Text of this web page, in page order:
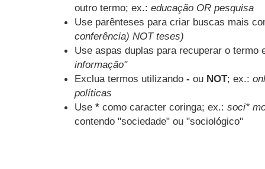
outro termo; ex.: educação OR pesquisa
Use parênteses para criar buscas mais
conferência) NOT teses)
Use aspas duplas para recuperar o termo
informação"
Exclua termos utilizando - ou NOT; ex.:
políticas
Use * como caracter coringa; ex.: soci*
contendo "sociedade" ou "sociológico"